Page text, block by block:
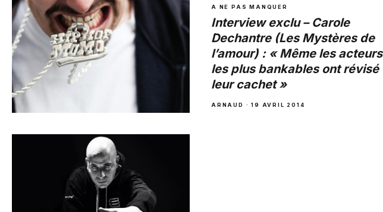
Exclu – Yoshi : « Je voyage
plus grâce à la musique que
pour mes vacances
personnelles »
30 AVRIL 2014
A NE PAS MANQUER
Interview exclu – Carole
Dechantre (Les Mystères de
l’amour) : « Même les acteurs
les plus bankables ont révisé
leur cachet »
ARNAUD ·19 AVRIL 2014